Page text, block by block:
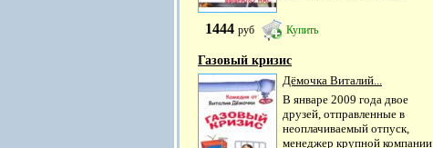
1444 руб Купить
Газовый кризис
Дёмочка Виталий...
В январе 2009 года двое
друзей, отправленные в
неоплачиваемый отпуск,
менеджер крупной компании